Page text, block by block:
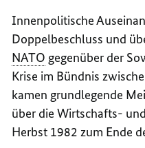
Innenpolitische
Doppelbeschluss und
NATO gegenüber der
Krise im Bündnis
kamen grundlegende
über die Wirtschafts-
Herbst 1982 zum Ende